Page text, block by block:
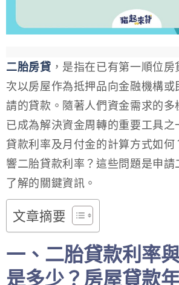
二胎房貸 ，是指在已有第一順位
次以房屋作為抵押品向金融機構或
請的貸款。隨著人們資金需求的多
已成為解決資金周轉的重要工具之
貸款利率及月付金的計算方式如何
響二胎貸款利率？這些問題是申請
了解的關鍵資訊。
文章摘要
一、二胎貸款利率
是多少？房屋貸款